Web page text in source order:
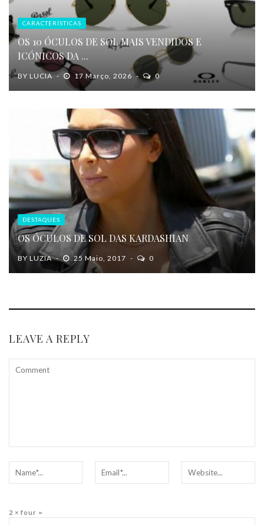
CARACTERÍSTICAS
OS 10 ÓCULOS DE SOL MAIS VENDIDOS E
ICÓNICOS DA ...
BY LUCIA 17 Março, 2026 0
DESTAQUES
OS ÓCULOS DE SOL DAS KARDASHIAN
BY LUZIA 25 Maio, 2017 0
LEAVE A REPLY
2 × four =